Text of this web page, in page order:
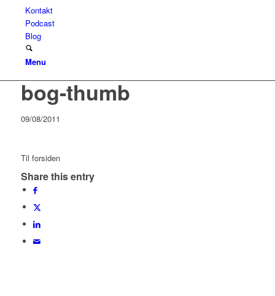
Kontakt
Podcast
Blog
Menu
bog-thumb
09/08/2011
Til forsiden
Share this entry